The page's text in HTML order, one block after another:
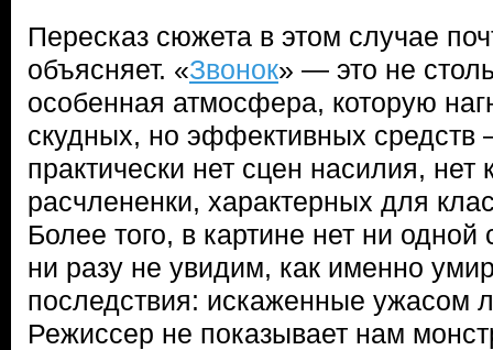
Пересказ сюжета в этом случае
объясняет. «Звонок» — это не
особенная атмосфера, которую
скудных, но эффективных
практически нет сцен насилия,
расчлененки, характерных для
Более того, в картине нет ни
ни разу не увидим, как именно
последствия: искаженные ужасом
Режиссер не показывает нам